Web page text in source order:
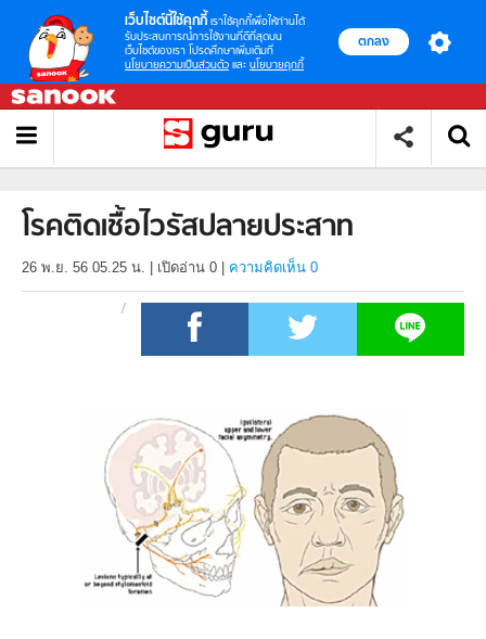
เว็บไซต์นี้ใช้คุกกี้ เราใช้คุกกี้เพื่อให้ท่านได้
รับประสบการณ์การใช้งานที่ดีที่สุดบน
เว็บไซต์ของเรา โปรดศึกษาเพิ่มเติมที่
นโยบายความเป็นส่วนตัว และ นโยบายคุกกี้
ตกลง
โรคติดเชื้อไวรัสปลายประสาท
26 พ.ย. 56 05.25 น. เปิดอ่าน 0 ความคิดเห็น 0